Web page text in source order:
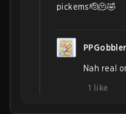
pickems🫡🫠🤣
PPGobbler
Nah real
1
like